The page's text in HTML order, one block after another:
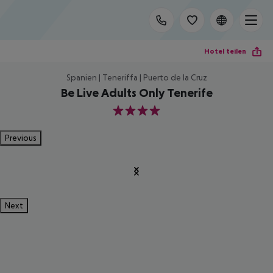
Hotel teilen
Spanien | Teneriffa | Puerto de la Cruz
Be Live Adults Only Tenerife
4
Previous
Next